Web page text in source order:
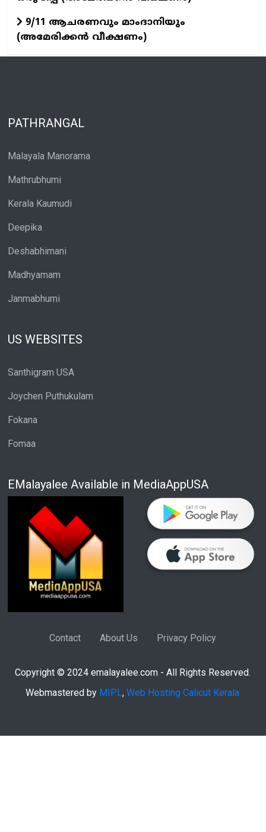
9/11 ആചരണവും മാംദാനിയും
(അമേരിക്കൻ വീക്ഷണം)
PATHRANGAL
Malayala Manorama
Mathrubhumi
Kerala Kaumudi
Deepika
Deshabhimani
Madhyamam
Janmabhumi
US WEBSITES
Santhigram USA
Joychen Puthukulam
Fokana
Fomaa
EMalayalee Available in MediaAppUSA
Contact About Us Privacy Policy
Copyright © 2024 emalayalee.com - All Rights Reserved.
Webmastered by MIPL, Web Hosting Calicut Kerala